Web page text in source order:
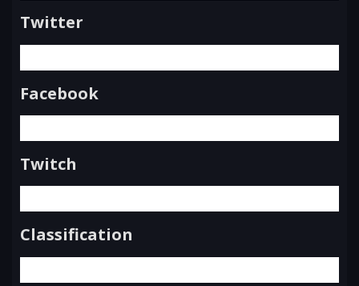
Twitter
Facebook
Twitch
Classification